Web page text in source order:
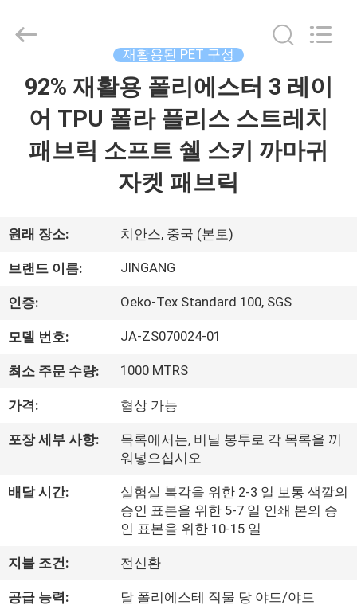
우
리
에
대
공
여
품
Suzhou
Jingang
Reserved.
재활용된 PET 구성
92% 재활용 폴리에스터 3 레이
어 TPU 폴라 플리스 스트레치
패브릭 소프트 쉘 스키 까마귀
자켓 패브릭
원래 장소: 치안스, 중국 (본토)
브랜드 이름: JINGANG
인증: Oeko-Tex Standard 100, SGS
모델 번호: JA-ZS070024-01
최소 주문 수량: 1000 MTRS
가격: 협상 가능
포장 세부 사항:
목록에서는, 비닐 봉투로 각 목록을 끼
워넣으십시오
배달 시간:
실험실 복각을 위한 2-3 일 보통 색깔의
승인 표본을 위한 5-7 일 인쇄 본의 승
인 표본을 위한 10-15 일
지불 조건: 전신환
공급 능력: 달 폴리에스테 직물 당 야드/야드